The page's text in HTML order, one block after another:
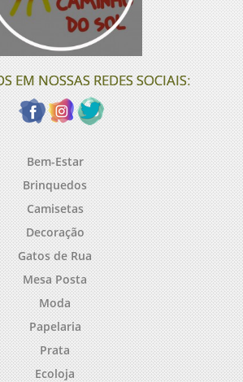
EM NOSSAS REDES SOCIAIS:
Bem-Estar
Brinquedos
Camisetas
Decoração
Gatos de Rua
Mesa Posta
Moda
Papelaria
Prata
Ecoloja